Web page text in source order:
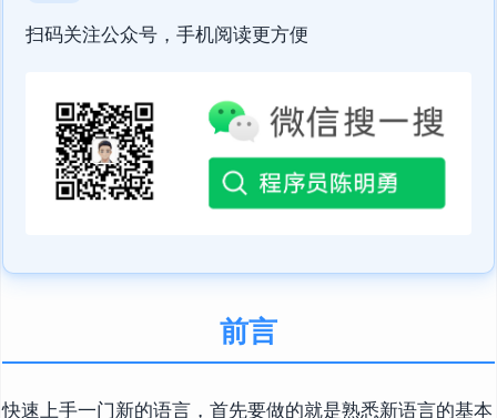
扫码关注公众号，手机阅读更方便
前言
快速上手一门新的语言，首先要做的就是熟悉新语言的基本